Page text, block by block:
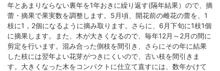
年とあまりならない裏年を1年おきに繰り返す(隔年結果）ので、摘
蕾・摘果で果実数を調整します。5月頃、開花前の雌花の蕾を、1
枝に1，2個になるように摘み取ります。さらに、6月下旬に1枝1個
に摘果します。また、木が大きくなるので、毎年12月～2月の間に
剪定を行います。混み合った側枝を間引き、さらにその年に結果
した枝には翌年よい花芽がつきにくいので、古い枝を間引きま
す。大きくなった木をコンパクトに仕立て直すには、数年かけて